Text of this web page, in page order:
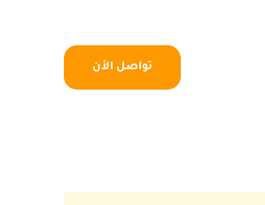
تواصل الأن